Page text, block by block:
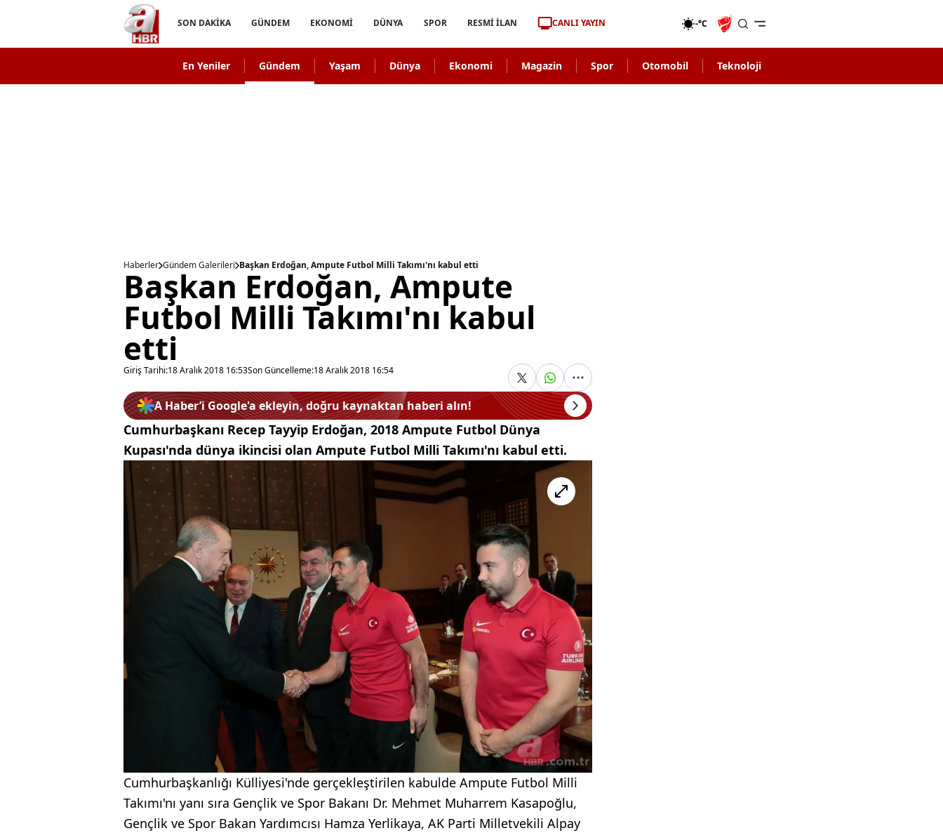
SON DAKİKA GÜNDEM EKONOMİ DÜNYA SPOR RESMİ İLAN CANLI YAYIN -°C
En Yeniler Gündem Yaşam Dünya Ekonomi Magazin Spor Otomobil Teknoloji
Haberler Gündem Galerileri Başkan Erdoğan, Ampute Futbol Milli Takımı'nı kabul etti
Başkan Erdoğan, Ampute
Futbol Milli Takımı'nı kabul
etti
Giriş Tarihi:18 Aralık 2018 16:53Son Güncelleme:18 Aralık 2018 16:54
A Haber’i Google'a ekleyin, doğru kaynaktan haberi alın!
Cumhurbaşkanı Recep Tayyip Erdoğan, 2018 Ampute Futbol Dünya
Kupası'nda dünya ikincisi olan Ampute Futbol Milli Takımı'nı kabul etti.
Cumhurbaşkanlığı Külliyesi'nde gerçekleştirilen kabulde Ampute Futbol Milli
Takımı'nı yanı sıra Gençlik ve Spor Bakanı Dr. Mehmet Muharrem Kasapoğlu,
Gençlik ve Spor Bakan Yardımcısı Hamza Yerlikaya, AK Parti Milletvekili Alpay